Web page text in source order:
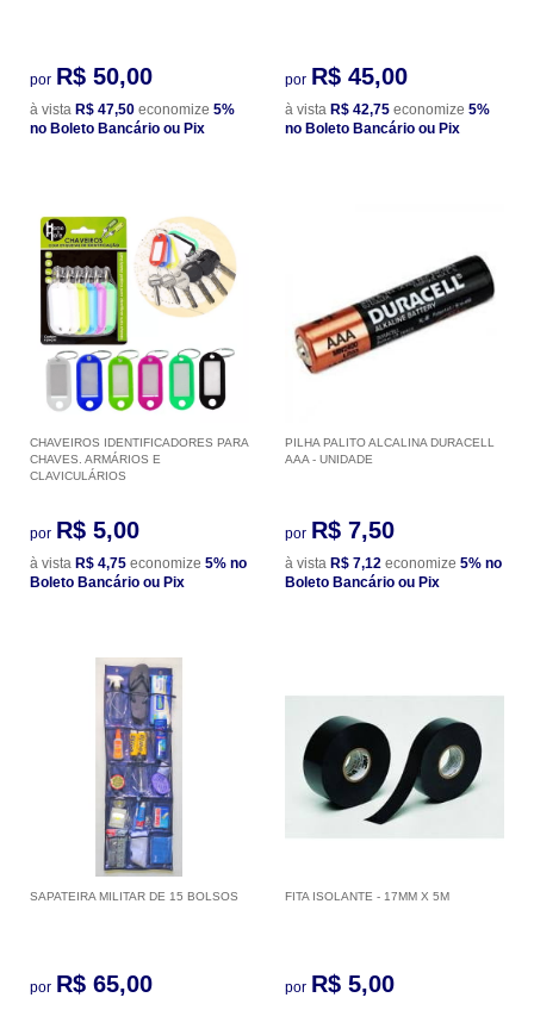
por R$ 50,00
à vista R$ 47,50 economize 5%
no Boleto Bancário ou Pix
por R$ 45,00
à vista R$ 42,75 economize 5%
no Boleto Bancário ou Pix
CHAVEIROS IDENTIFICADORES PARA
CHAVES. ARMÁRIOS E
CLAVICULÁRIOS
por R$ 5,00
à vista R$ 4,75 economize 5% no
Boleto Bancário ou Pix
PILHA PALITO ALCALINA DURACELL
AAA - UNIDADE
por R$ 7,50
à vista R$ 7,12 economize 5% no
Boleto Bancário ou Pix
SAPATEIRA MILITAR DE 15 BOLSOS
por R$ 65,00
FITA ISOLANTE - 17MM X 5M
por R$ 5,00